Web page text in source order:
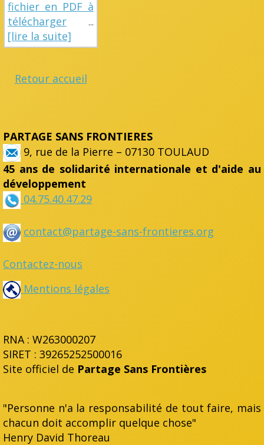
fichier en PDF à
télécharger ...
[lire la suite]
Retour accueil
PARTAGE SANS FRONTIERES
9, rue de la Pierre – 07130 TOULAUD
45 ans de solidarité internationale et d'aide au
développement
04.75.40.47.29
contact@partage-sans-frontieres.org
Contactez-nous
Mentions légales
RNA : W263000207
SIRET : 39265252500016
Site officiel de Partage Sans Frontières
"Personne n'a la responsabilité de tout faire, mais
chacun doit accomplir quelque chose"
Henry David Thoreau